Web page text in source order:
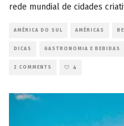
rede mundial de cidades
AMÉRICA DO SUL AMÉRICAS
DICAS GASTRONOMIA E BEBIDAS
2 COMMENTS 4